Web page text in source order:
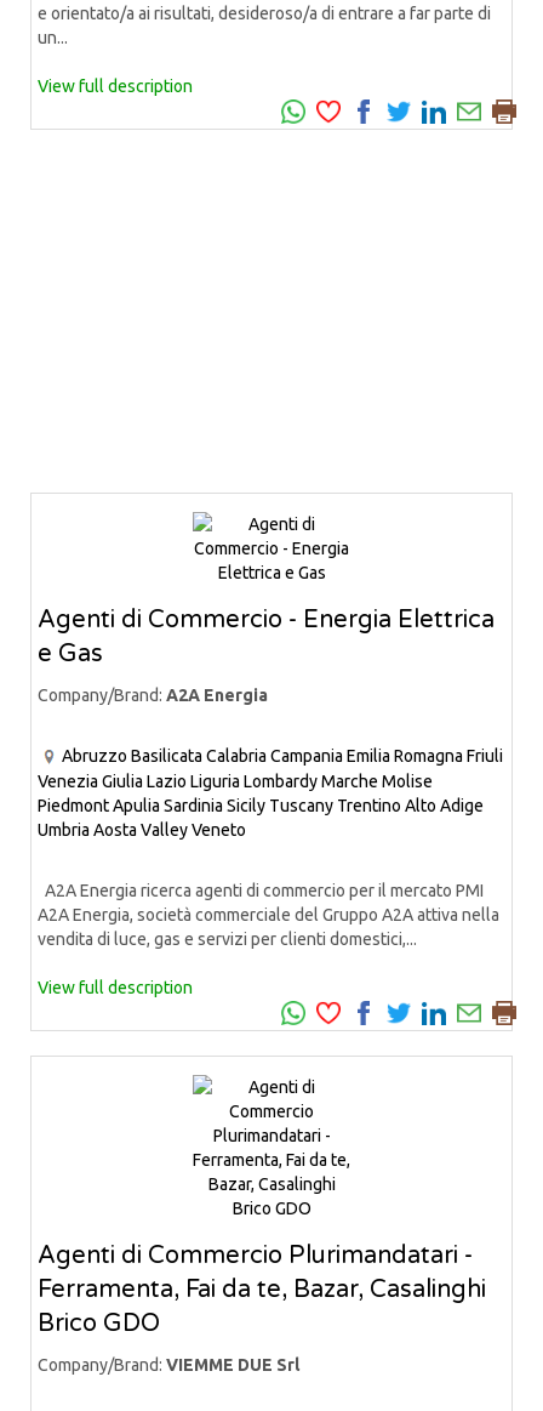
e orientato/a ai risultati, desideroso/a di entrare a far parte di
un...
View full description
Agenti di Commercio - Energia Elettrica
e Gas
Company/Brand: A2A Energia
Abruzzo Basilicata Calabria Campania Emilia Romagna Friuli
Venezia Giulia Lazio Liguria LombardyMarche Molise
PiedmontApulia Sardinia Sicily Tuscany Trentino Alto Adige
Umbria Aosta ValleyVeneto
A2A Energia ricerca agenti di commercio per il mercato PMI
A2A Energia, società commerciale del Gruppo A2A attiva nella
vendita di luce, gas e servizi per clienti domestici,...
View full description
Agenti di Commercio Plurimandatari -
Ferramenta, Fai da te, Bazar, Casalinghi
Brico GDO
Company/Brand: VIEMME DUE Srl